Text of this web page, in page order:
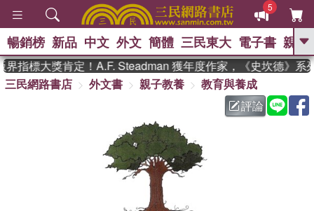
5
GO
熱搜： 東野圭吾 、 高希均教授回憶錄
父親節 、 如果歷
暑期推薦 、 國際布克
獎 臺灣漫遊錄
登輝時代 、 數學女孩：黎曼猜想
偉大的迷走神經
暢銷榜 新品 中文 外文 簡體 三民東大 電子書 親子
指標大獎肯定！A.F. Steadman 獲年度作家，《史坎德》系
三民網路書店
外文書 親子教養
教育與養成
評論